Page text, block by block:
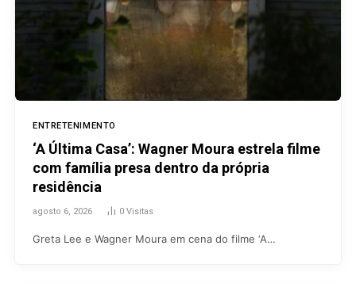
ENTRETENIMENTO
‘A Última Casa’: Wagner Moura estrela filme
com família presa dentro da própria
residência
agosto 6, 2026 0 Visitas
Greta Lee e Wagner Moura em cena do filme ‘A…